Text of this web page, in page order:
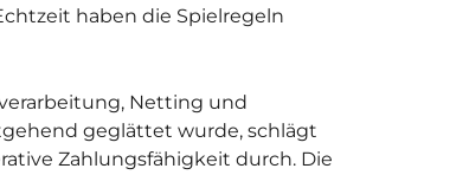
haben die Spielregeln
Netting und
geglättet wurde, schlägt
Zahlungsfähigkeit durch. Die